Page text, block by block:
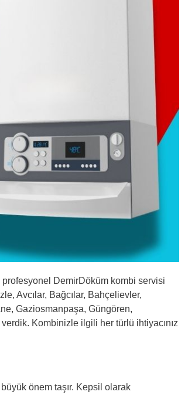
profesyonel DemirDöküm kombi servisi
Avcılar, Bağcılar, Bahçelievler,
Gaziosmanpaşa, Güngören,
Kombinizle ilgili her türlü ihtiyacınız
önem taşır. Kepsil olarak